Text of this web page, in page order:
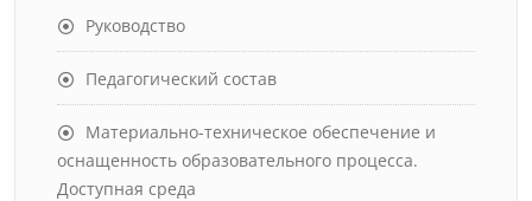
Руководство
Педагогический состав
Материально-техническое обеспечение и
оснащенность образовательного процесса.
Доступная среда